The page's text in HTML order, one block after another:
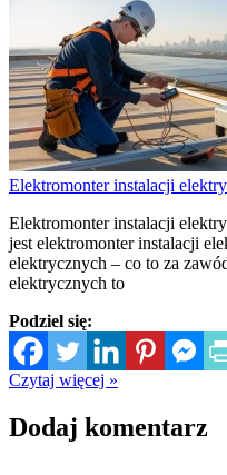
Elektromonter instalacji
Elektromonter instalacji
jest elektromonter instalacji
elektrycznych – co to za
elektrycznych to
Podziel się:
Czytaj więcej »
Dodaj komentarz